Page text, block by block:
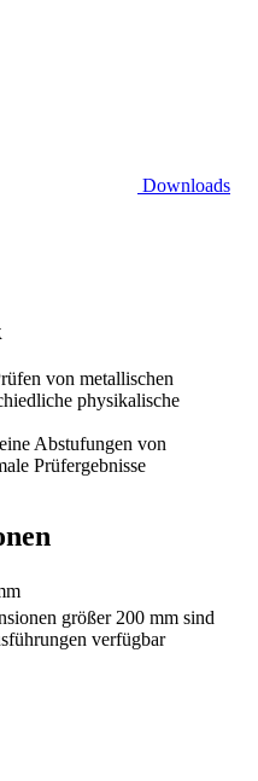
Downloads
von metallischen
physikalische
Abstufungen von
Prüfergebnisse
größer 200 mm sind
verfügbar